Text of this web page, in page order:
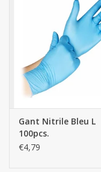
Gant Nitrile Bleu L
100pcs.
€4,79